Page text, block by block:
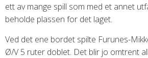
ett av mange spill som med et annet
beholde plassen for det laget.
Ved det ene bordet spilte Furunes-
Ø/V 5 ruter doblet. Det blir jo omtrent